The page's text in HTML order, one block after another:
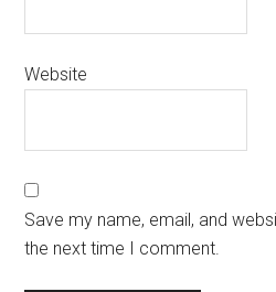
Website
Save my name, email, and
the next time I comment.